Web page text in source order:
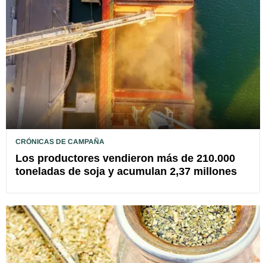
CRÓNICAS DE CAMPAÑA
Los productores vendieron más de 210.000
toneladas de soja y acumulan 2,37 millones